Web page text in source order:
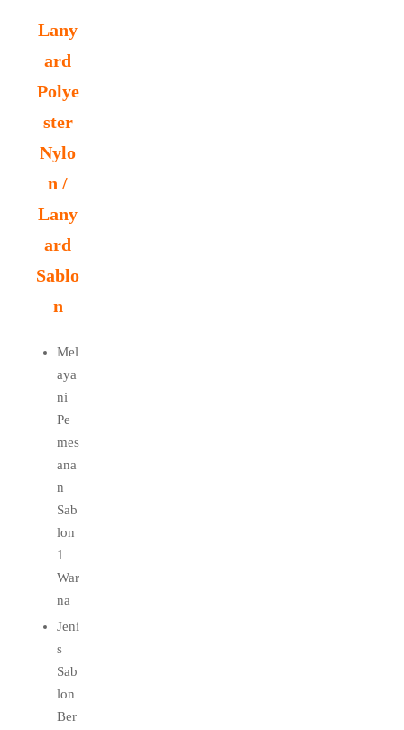
Lany
ard
Polye
ster
Nylo
n /
Lany
ard
Sablo
n
Mel
aya
ni
Pe
mes
ana
n
Sab
lon
1
War
na
Jeni
s
Sab
lon
Ber